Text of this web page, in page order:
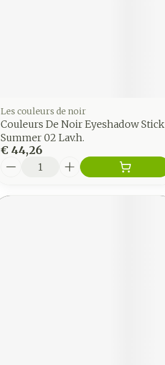
Les couleurs de noir
Couleurs De Noir Eyeshadow Stick
Summer 02 Lav.h.
€ 44,26